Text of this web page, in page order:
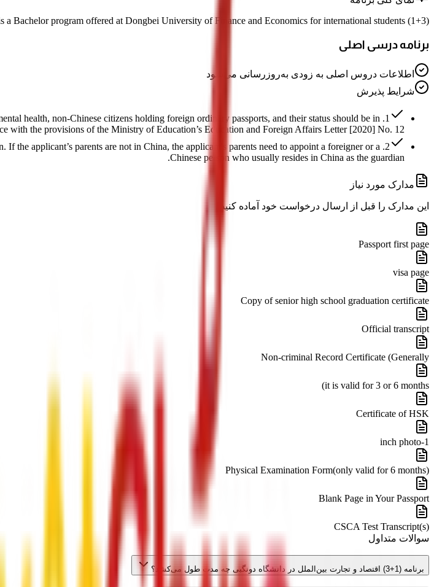
(1+3) International Economics and Trade is a Bachelor program offered at Dongbei University of Finance and Economics for international students.
برنامه درسی اصلی
اطلاعات دروس اصلی به زودی به‌روزرسانی می‌شود
شرایط پذیرش
health, non-Chinese citizens holding foreign ordinary passports, and their status should be in
with the provisions of the Ministry of Education’s Education and Foreign Affairs Letter [2020] No. 12.
If the applicant’s parents are not in China, the applicant's parents need to appoint a foreigner or a
Chinese person who usually resides in China as the guardian.
مدارک مورد نیاز
این مدارک را قبل از ارسال درخواست خود آماده کنید
Passport first page
visa page
Copy of senior high school graduation certificate
Official transcript
Non-criminal Record Certificate (Generally
it is valid for 3 or 6 months)
Certificate of HSK
1-inch photo
Physical Examination Form(only valid for 6 months)
Blank Page in Your Passport
CSCA Test Transcript(s)
سوالات متداول
برنامه (1+3) اقتصاد و تجارت بین‌الملل در دانشگاه دونگبی چه مدت طول می‌کشد؟